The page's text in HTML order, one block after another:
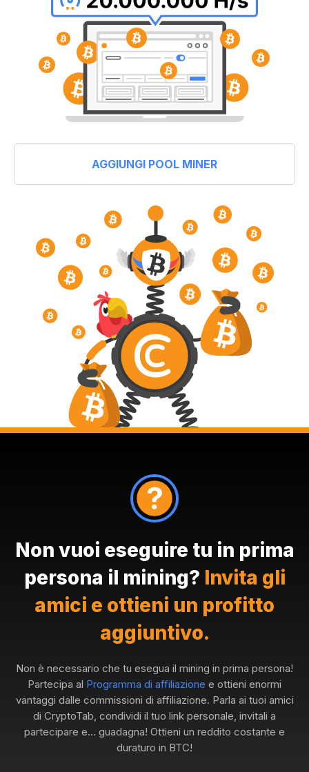
AGGIUNGI POOL MINER
Non vuoi eseguire tu in prima
persona il mining? Invita gli
amici e ottieni un profitto
aggiuntivo.
Non è necessario che tu esegua il mining in prima persona!
Partecipa al Programma di affiliazione e ottieni enormi
vantaggi dalle commissioni di affiliazione. Parla ai tuoi amici
di CryptoTab, condividi il tuo link personale, invitali a
partecipare e... guadagna! Ottieni un reddito costante e
duraturo in BTC!